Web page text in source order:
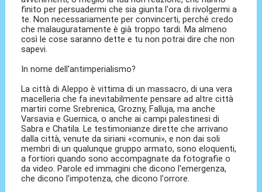
finito per persuadermi che sia giunta l'ora di rivolgermi a
te. Non necessariamente per convincerti, perché credo
che malauguratamente è già troppo tardi. Ma almeno
così le cose saranno dette e tu non potrai dire che non
sapevi.
In nome dell'antimperialismo?
La città di Aleppo è vittima di un massacro, di una vera
macelleria che fa inevitabilmente pensare ad altre città
martiri come Srebrenica, Grozny, Falluja, ma anche
Varsavia e Guernica, o anche ai campi palestinesi di
Sabra e Chatila. Le testimonianze dirette che arrivano
dalla città, venute da siriani «comuni», e non dai soli
membri di un qualunque gruppo armato, sono eloquenti,
a fortiori quando sono accompagnate da fotografie o
da video. Parole ed immagini che dicono l'emergenza,
che dicono l'impotenza, che dicono l'orrore.